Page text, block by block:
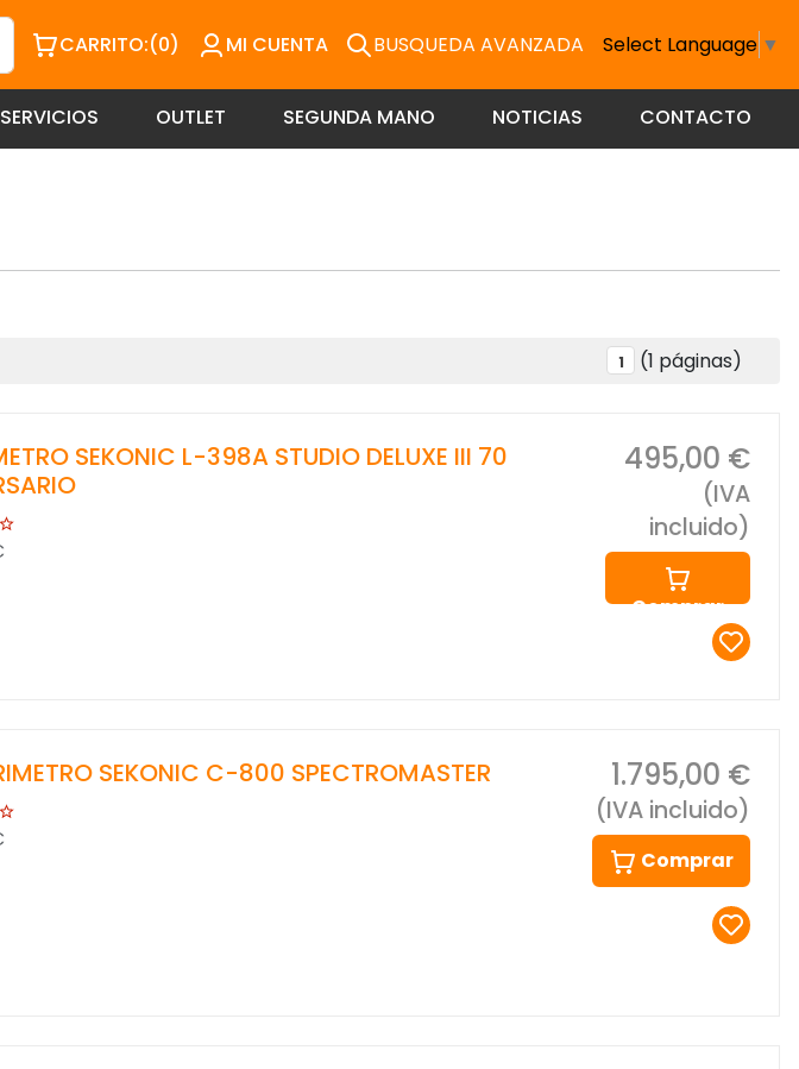
CARRITO:(0) MI CUENTA BUSQUEDA AVANZADA Select Language ▼
SERVICIOS OUTLET SEGUNDA MANO NOTICIAS CONTACTO
1 (1 páginas)
SEKONIC L-398A STUDIO DELUXE III 70
495,00 €
(IVA
incluido)
Comprar
SEKONIC C-800 SPECTROMASTER 1.795,00 €
(IVA incluido)
Comprar